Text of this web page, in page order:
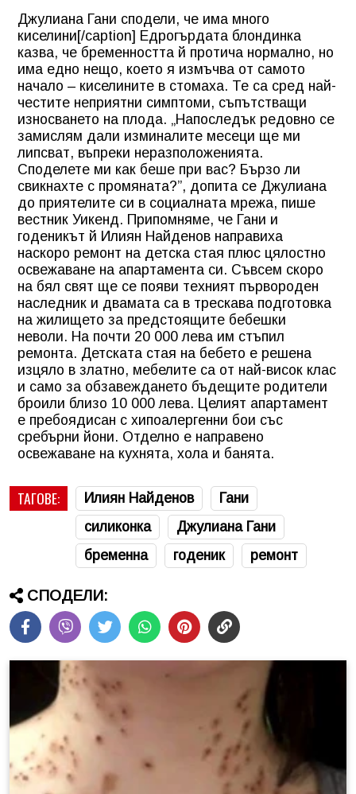
Джулиана Гани сподели, че има много
киселини[/caption] Едрогърдата блондинка
казва, че бременността й протича нормално, но
има едно нещо, което я измъчва от самото
начало – киселините в стомаха. Те са сред най-
честите неприятни симптоми, съпътстващи
износването на плода. „Напоследък редовно се
замислям дали изминалите месеци ще ми
липсват, въпреки неразположенията.
Споделете ми как беше при вас? Бързо ли
свикнахте с промяната?”, допита се Джулиана
до приятелите си в социалната мрежа, пише
вестник Уикенд. Припомняме, че Гани и
годеникът й Илиян Найденов направиха
наскоро ремонт на детска стая плюс цялостно
освежаване на апартамента си. Съвсем скоро
на бял свят ще се появи техният първороден
наследник и двамата са в трескава подготовка
на жилището за предстоящите бебешки
неволи. На почти 20 000 лева им стъпил
ремонта. Детската стая на бебето е решена
изцяло в златно, мебелите са от най-висок клас
и само за обзавеждането бъдещите родители
броили близо 10 000 лева. Целият апартамент
е пребоядисан с хипоалергенни бои със
сребърни йони. Отделно е направено
освежаване на кухнята, хола и банята.
ТАГОВЕ: Илиян Найденов
Гани
силиконка
Джулиана Гани
бременна
годеник ремонт
СПОДЕЛИ: